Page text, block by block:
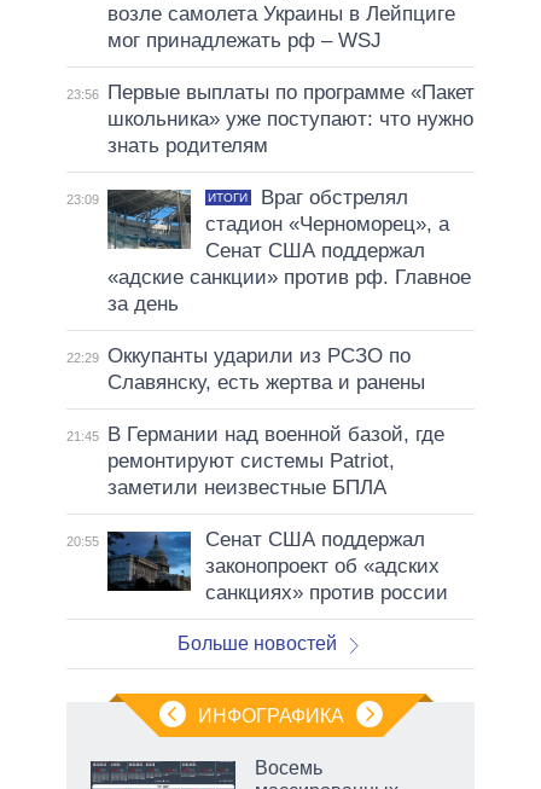
возле самолета Украины в Лейпциге
мог принадлежать рф – WSJ
23:56
Первые выплаты по программе «Пакет
школьника» уже поступают: что нужно
знать родителям
23:09 ИТОГИ
Враг обстрелял
стадион «Черноморец», а
Сенат США поддержал
«адские санкции» против рф. Главное
за день
22:29 Оккупанты ударили из РСЗО по
Славянску, есть жертва и ранены
21:45
В Германии над военной базой, где
ремонтируют системы Patriot,
заметили неизвестные БПЛА
20:55
Сенат США поддержал
законопроект об «адских
санкциях» против россии
Больше новостей
ИНФОГРАФИКА
Восемь